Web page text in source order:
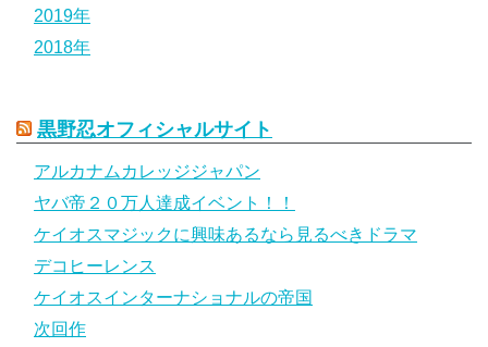
2019年
2018年
黒野忍オフィシャルサイト
アルカナムカレッジジャパン
ヤバ帝２０万人達成イベント！！
ケイオスマジックに興味あるなら見るべきドラマ
デコヒーレンス
ケイオスインターナショナルの帝国
次回作